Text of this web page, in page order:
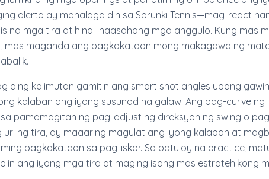
alerto ay mahalaga din sa Sprunki Tennis—mag-react
na mga tira at hindi inaasahang mga anggulo. Kung mas
mas maganda ang pagkakataon mong makagawa ng
ding kalimutan gamitin ang smart shot angles upang
kalaban ang iyong susunod na galaw. Ang pag-curve ng
pamamagitan ng pag-adjust ng direksyon ng swing o
uri ng tira, ay maaaring magulat ang iyong kalaban at
pagkakataon sa pag-iskor. Sa patuloy na practice,
ang iyong mga tira at maging isang mas estratehikong